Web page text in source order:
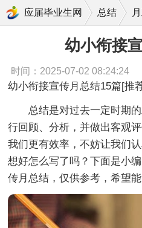
应届毕业生网 总结
幼小衔接
时间：2025-07-02 08:24:24
幼小衔接宣传月总结15篇[推
总结是对过去一定时期的
行回顾、分析，并做出客观
我们更有效率，不妨让我们
想好怎么写了吗？下面是小
传月总结，仅供参考，希望能